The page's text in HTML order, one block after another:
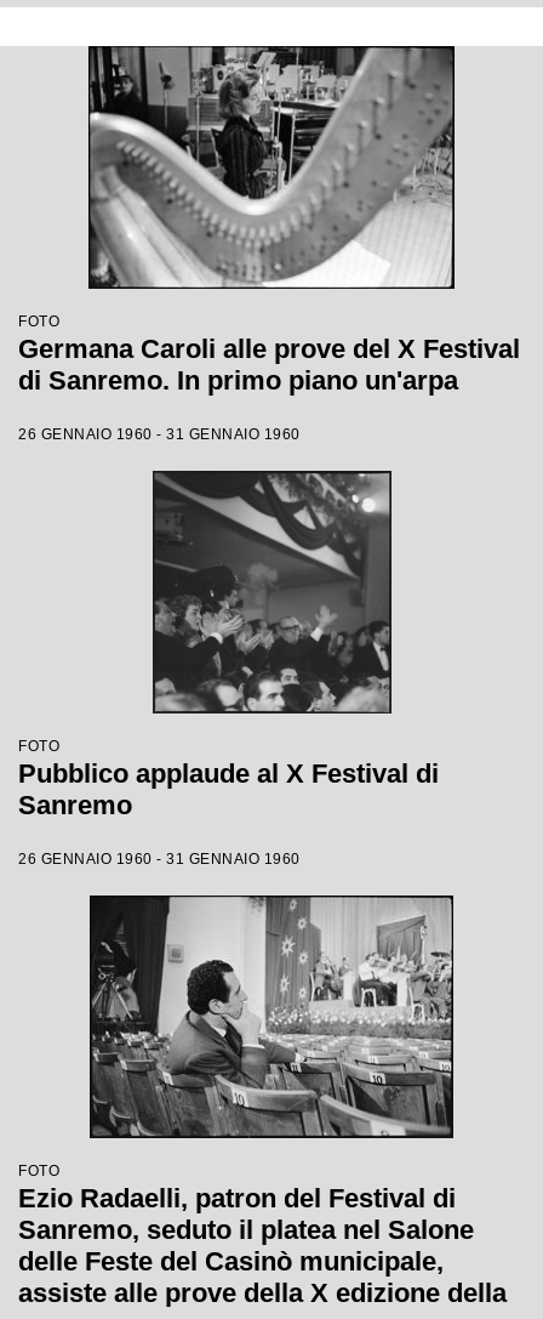
FOTO
Germana Caroli alle prove del X Festival
di Sanremo. In primo piano un'arpa
26 GENNAIO 1960 - 31 GENNAIO 1960
FOTO
Pubblico applaude al X Festival di
Sanremo
26 GENNAIO 1960 - 31 GENNAIO 1960
FOTO
Ezio Radaelli, patron del Festival di
Sanremo, seduto il platea nel Salone
delle Feste del Casinò municipale,
assiste alle prove della X edizione della